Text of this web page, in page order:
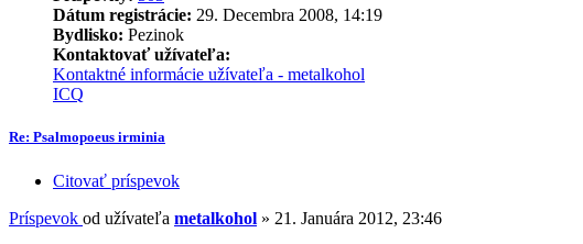
Dátum registrácie: 29. Decembra 2008, 14:19
Bydlisko: Pezinok
Kontaktovať užívateľa:
Kontaktné informácie užívateľa - metalkohol
ICQ
Re: Psalmopoeus irminia
Citovať príspevok
Príspevok od užívateľa metalkohol » 21. Januára 2012, 23:46